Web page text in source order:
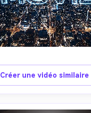
Créer une vidéo